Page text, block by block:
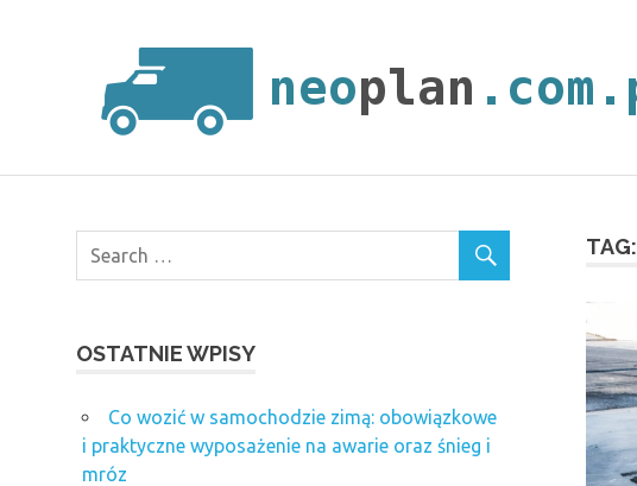
TAG:
OSTATNIE WPISY
Co wozić w samochodzie zimą: obowiązkowe
i praktyczne wyposażenie na awarie oraz śnieg i
mróz